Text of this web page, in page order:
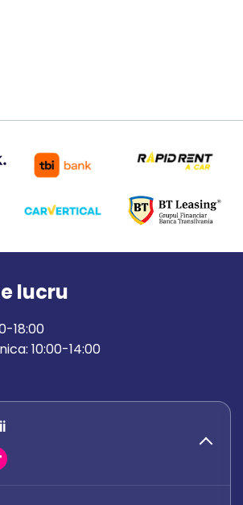
lucru
18:00
10:00-14:00